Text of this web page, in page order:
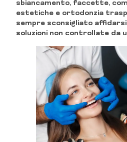
sbiancamento, faccette,
estetiche e ortodonzia
sempre sconsigliato
soluzioni non controllate da